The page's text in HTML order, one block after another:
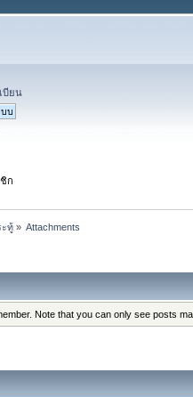
บียน
ก
ะทู้ » Attachments
Note that you can only see posts